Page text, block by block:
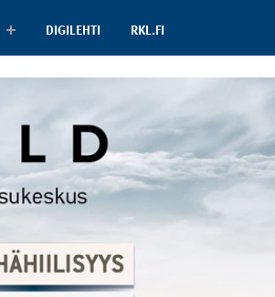
DIGILEHTI RKL.FI